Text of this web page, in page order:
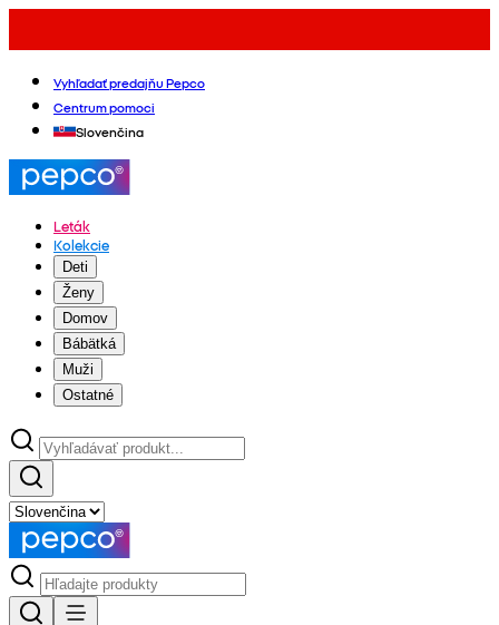
Vyhľadať predajňu Pepco
Centrum pomoci
Slovenčina
Leták
Kolekcie
Deti
Ženy
Domov
Bábätká
Muži
Ostatné